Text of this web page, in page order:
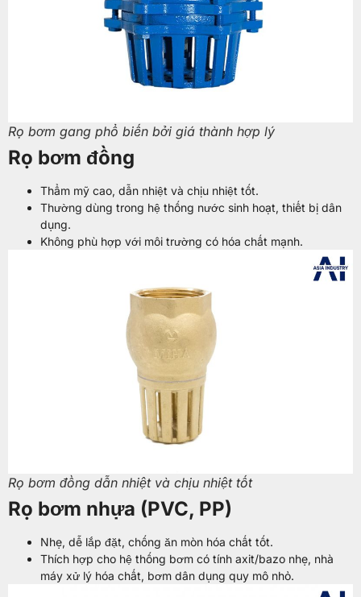
Rọ bơm gang phổ biến bởi giá thành hợp lý
Rọ bơm đồng
Thẩm mỹ cao, dẫn nhiệt và chịu nhiệt tốt.
Thường dùng trong hệ thống nước sinh hoạt, thiết bị dân
dụng.
Không phù hợp với môi trường có hóa chất mạnh.
Rọ bơm đồng dẫn nhiệt và chịu nhiệt tốt
Rọ bơm nhựa (PVC, PP)
Nhẹ, dễ lắp đặt, chống ăn mòn hóa chất tốt.
Thích hợp cho hệ thống bơm có tính axit/bazo nhẹ, nhà
máy xử lý hóa chất, bơm dân dụng quy mô nhỏ.